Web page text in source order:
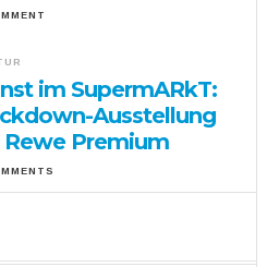
im SupermARkT:
Ausstellung
Premium